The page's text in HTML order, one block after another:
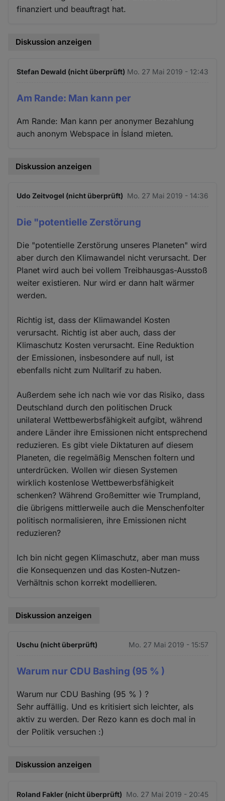
finanziert und beauftragt hat.
Diskussion anzeigen
Stefan Dewald (nicht überprüft) Mo. 27 Mai 2019 - 12:43
Am Rande: Man kann per
Am Rande: Man kann per anonymer Bezahlung
auch anonym Webspace in Ísland mieten.
Diskussion anzeigen
Udo Zeitvogel (nicht überprüft) Mo. 27 Mai 2019 - 14:36
Die "potentielle Zerstörung
Die "potentielle Zerstörung unseres Planeten" wird
aber durch den Klimawandel nicht verursacht. Der
Planet wird auch bei vollem Treibhausgas-Ausstoß
weiter existieren. Nur wird er dann halt wärmer
werden.
Richtig ist, dass der Klimawandel Kosten
verursacht. Richtig ist aber auch, dass der
Klimaschutz Kosten verursacht. Eine Reduktion
der Emissionen, insbesondere auf null, ist
ebenfalls nicht zum Nulltarif zu haben.
Außerdem sehe ich nach wie vor das Risiko, dass
Deutschland durch den politischen Druck
unilateral Wettbewerbsfähigkeit aufgibt, während
andere Länder ihre Emissionen nicht entsprechend
reduzieren. Es gibt viele Diktaturen auf diesem
Planeten, die regelmäßig Menschen foltern und
unterdrücken. Wollen wir diesen Systemen
wirklich kostenlose Wettbewerbsfähigkeit
schenken? Während Großemitter wie Trumpland,
die übrigens mittlerweile auch die Menschenfolter
politisch normalisieren, ihre Emissionen nicht
reduzieren?
Ich bin nicht gegen Klimaschutz, aber man muss
die Konsequenzen und das Kosten-Nutzen-
Verhältnis schon korrekt modellieren.
Diskussion anzeigen
Uschu (nicht überprüft) Mo. 27 Mai 2019 - 15:57
Warum nur CDU Bashing (95 % )
Warum nur CDU Bashing (95 % ) ?
Sehr auffällig. Und es kritisiert sich leichter, als
aktiv zu werden. Der Rezo kann es doch mal in
der Politik versuchen :)
Diskussion anzeigen
Roland Fakler (nicht überprüft) Mo. 27 Mai 2019 - 20:45